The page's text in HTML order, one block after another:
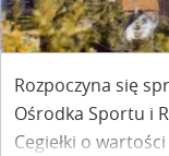
Rozpoczyna się
Ośrodka Sportu i
Cegiełki o wartości